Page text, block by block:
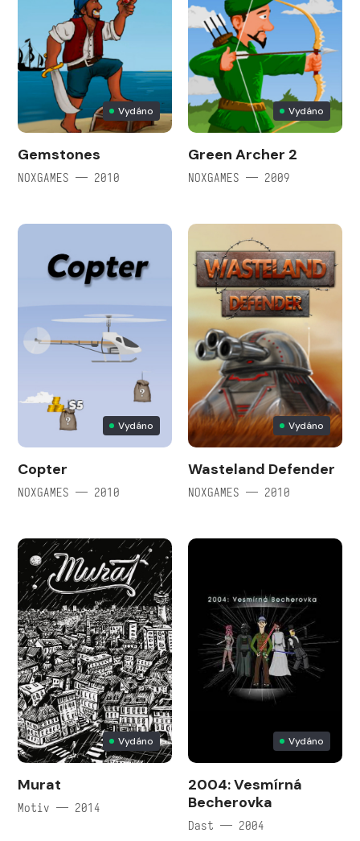
Vydáno
Gemstones
NOXGAMES — 2010
Vydáno
Green Archer 2
NOXGAMES — 2009
Vydáno
Copter
NOXGAMES — 2010
Vydáno
Wasteland Defender
NOXGAMES — 2010
Vydáno
Murat
Motiv — 2014
Vydáno
2004: Vesmírná
Becherovka
Dast — 2004